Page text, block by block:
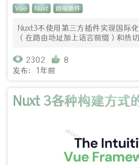
Vue Nuxt 前端插件
Nuxt3不使用第三方插件实现国际
（在路由地址加上语言前缀）和热切
2302
8
发布：1年前
Nuxt 3各种构建方式